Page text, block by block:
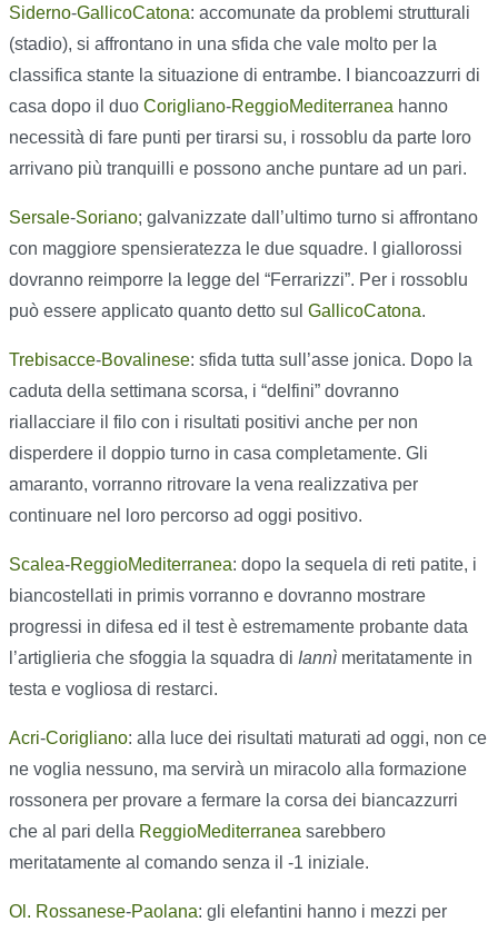
Siderno-GallicoCatona: accomunate da problemi strutturali
(stadio), si affrontano in una sfida che vale molto per la
classifica stante la situazione di entrambe. I biancoazzurri di
casa dopo il duo Corigliano-ReggioMediterranea hanno
necessità di fare punti per tirarsi su, i rossoblu da parte loro
arrivano più tranquilli e possono anche puntare ad un pari.
Sersale-Soriano; galvanizzate dall’ultimo turno si affrontano
con maggiore spensieratezza le due squadre. I giallorossi
dovranno reimporre la legge del “Ferrarizzi”. Per i rossoblu
può essere applicato quanto detto sul GallicoCatona.
Trebisacce-Bovalinese: sfida tutta sull’asse jonica. Dopo la
caduta della settimana scorsa, i “delfini” dovranno
riallacciare il filo con i risultati positivi anche per non
disperdere il doppio turno in casa completamente. Gli
amaranto, vorranno ritrovare la vena realizzativa per
continuare nel loro percorso ad oggi positivo.
Scalea-ReggioMediterranea: dopo la sequela di reti patite, i
biancostellati in primis vorranno e dovranno mostrare
progressi in difesa ed il test è estremamente probante data
l’artiglieria che sfoggia la squadra di Iannì meritatamente in
testa e vogliosa di restarci.
Acri-Corigliano: alla luce dei risultati maturati ad oggi, non ce
ne voglia nessuno, ma servirà un miracolo alla formazione
rossonera per provare a fermare la corsa dei biancazzurri
che al pari della ReggioMediterranea sarebbero
meritatamente al comando senza il -1 iniziale.
Ol. Rossanese-Paolana: gli elefantini hanno i mezzi per